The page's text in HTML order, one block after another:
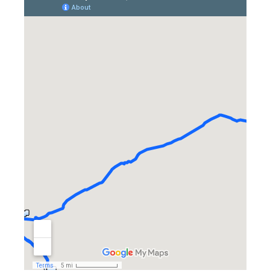
Fiesta de los Fueros 2026 de Sepúlveda